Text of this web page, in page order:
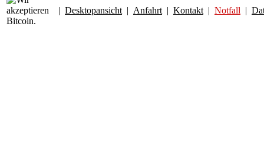
| Desktopansicht | Anfahrt | Kontakt | Notfall |